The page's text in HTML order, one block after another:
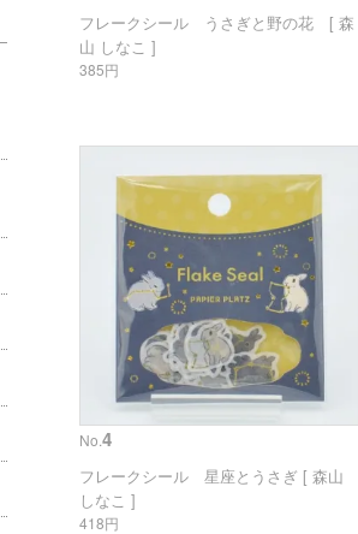
フレークシール うさぎと野の花 [ 森
山 しなこ ]
385円
No. 4
フレークシール 星座とうさぎ [ 森山
しなこ ]
418円